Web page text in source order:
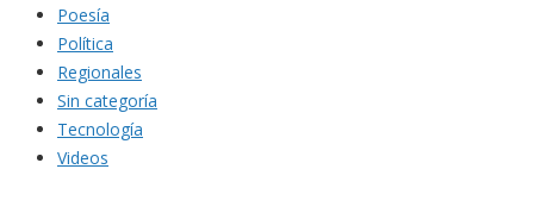
Poesía
Política
Regionales
Sin categoría
Tecnología
Videos